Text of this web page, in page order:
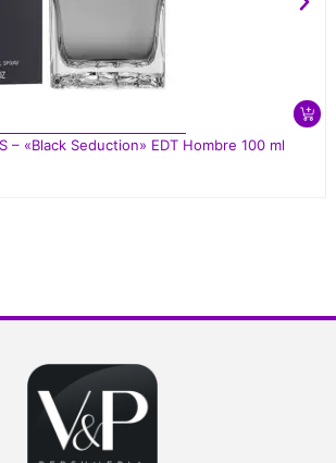
– «Black Seduction» EDT Hombre 100 ml